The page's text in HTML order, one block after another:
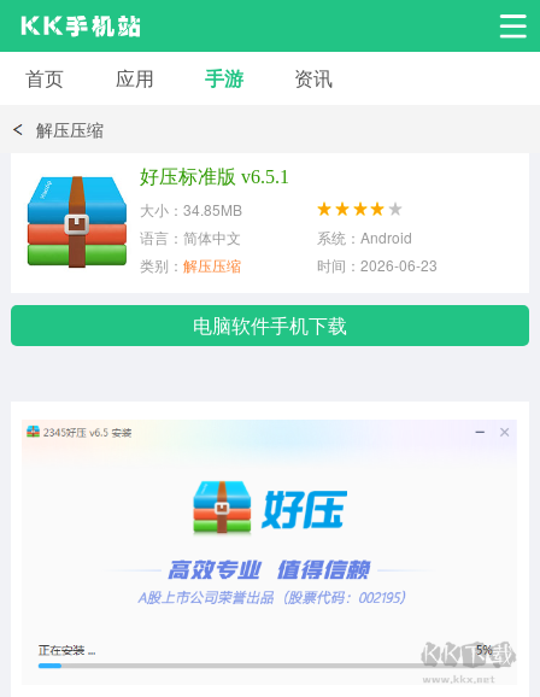
安卓应用
小说漫画
金融理财
首页 应用 手游 资讯
解压压缩
好压标准版 v6.5.1
大小：34.85MB
语言：简体中文
系统：Android
类别： 解压压缩 时间：2026-06-23
电脑软件手机下载